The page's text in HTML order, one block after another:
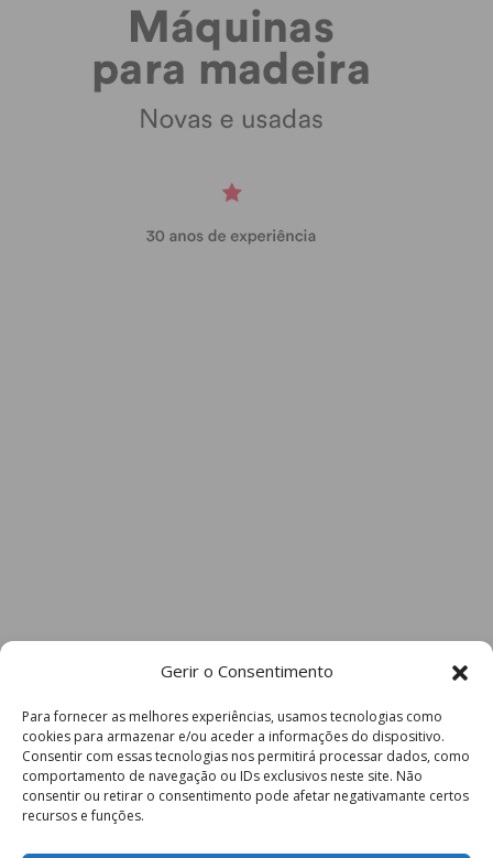
Gerir o Consentimento
Para fornecer as melhores experiências, usamos tecnologias como
cookies para armazenar e/ou aceder a informações do dispositivo.
Consentir com essas tecnologias nos permitirá processar dados, como
comportamento de navegação ou IDs exclusivos neste site. Não
consentir ou retirar o consentimento pode afetar negativamante certos
recursos e funções.